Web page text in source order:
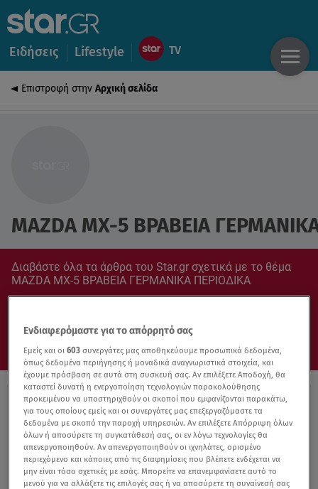
Ειδήσεις Lifestyle
Επιστροφή στην Αρχική σελίδα
MAZDA MX-5 ΒΡΑΒΕΙΑ
Διαβάστε όλα τα άρθρα του Star.gr σχετικά με το θέμα
MAZDA MX-5 ΒΡΑΒΕΙΑ ΓΕΡΜΑΝΙΚΑ ΠΕΡΙΟΔΙΚΑ
Ενδιαφερόμαστε για το απόρρητό σας
Εμείς και οι603 συνεργάτες μας αποθηκεύουμε προσωπικά δεδομένα,
όπως δεδομένα περιήγησης ή μοναδικά αναγνωριστικά στοιχεία, και
έχουμε πρόσβαση σε αυτά στη συσκευή σας. Αν επιλέξετε Αποδοχή, θα
καταστεί δυνατή η ενεργοποίηση τεχνολογιών παρακολούθησης
προκειμένου να υποστηριχθούν οι σκοποί που εμφανίζονται παρακάτω,
για τους οποίους εμείς και οι συνεργάτες μας επεξεργαζόμαστε τα
δεδομένα με σκοπό την παροχή υπηρεσιών. Αν επιλέξετε Απόρριψη όλων
όλων ή αποσύρετε τη συγκατάθεσή σας, οι εν λόγω τεχνολογίες θα
απενεργοποιηθούν. Αν απενεργοποιηθούν οι ιχνηλάτες, ορισμένο
περιεχόμενο και κάποιες από τις διαφημίσεις που βλέπετε ενδέχεται να
μην είναι τόσο σχετικές με εσάς. Μπορείτε να επανεμφανίσετε αυτό το
μενού για να αλλάξετε τις επιλογές σας ή να αποσύρετε τη συναίνεσή σας